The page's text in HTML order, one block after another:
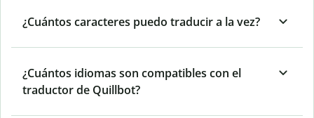
¿Cuántos caracteres puedo traducir a la vez?
¿Cuántos idiomas son compatibles con el
traductor de Quillbot?